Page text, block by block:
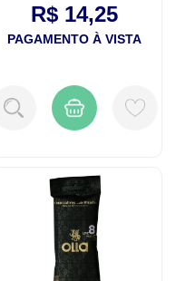
R$ 14,25
PAGAMENTO À VISTA